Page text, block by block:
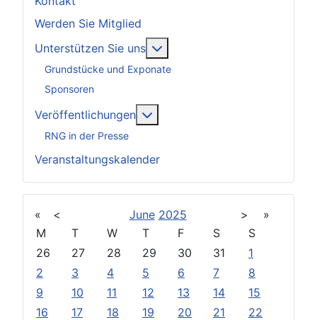
Werden Sie Mitglied
Unterstützen Sie uns
Grundstücke und Exponate
Sponsoren
Veröffentlichungen
RNG in der Presse
Veranstaltungskalender
« < June 2025 >
»
M
T W T F S
S
26
27 28 29 30 31
1
2
3 4 5 6 7
8
9
10 11 12 13 14
15
16
17 18 19 20 21
22